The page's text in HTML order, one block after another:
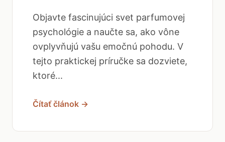
Objavte fascinujúci svet parfumovej
psychológie a naučte sa, ako vône
ovplyvňujú vašu emočnú pohodu. V
tejto praktickej príručke sa dozviete,
ktoré...
Čítať článok →